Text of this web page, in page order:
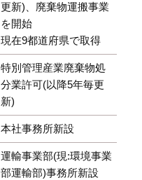
更新)、廃棄物運搬事業
を開始
現在9都道府県で取得
特別管理産業廃棄物処
分業許可(以降5年毎更
新)
本社事務所新設
運輸事業部(現:環境事業
部運輸部)事務所新設